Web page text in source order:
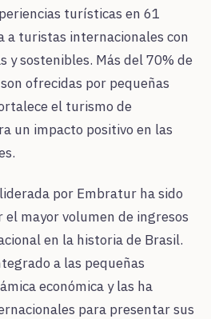
turísticas en 61
a turistas internacionales con
y sostenibles. Más del 70% de
ofrecidas por pequeñas
el turismo de
un impacto positivo en las
por Embratur ha sido
el mayor volumen de ingresos
en la historia de Brasil.
a las pequeñas
económica y las ha
para presentar sus